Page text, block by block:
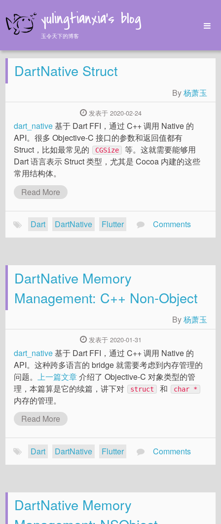
yulingtianxia's blog
玉令天下的博客
Home
Archives
About
DartNative Struct
By杨萧玉
发表于 2020-02-24
dart_native基于 Dart FFI，通过 C++ 调用 Native 的
API。很多 Objective-C 接口的参数和返回值都有
Struct，比如最常见的
CGSize
等。这就需要能够用
Dart 语言表示 Struct 类型，尤其是 Cocoa 内建的这些
常用结构体。
Read More
Dart DartNative Flutter Comments
DartNative Memory
Management: C++ Non-Object
By杨萧玉
发表于 2020-01-31
dart_native基于 Dart FFI，通过 C++ 调用 Native 的
API。这种跨多语言的 bridge 就需要考虑到内存管理的
问题。上一篇文章介绍了 Objective-C 对象类型的管
理，本篇算是它的续篇，讲下对
struct 和 char *
内存的管理。
Read More
Dart DartNative Flutter Comments
DartNative Memory